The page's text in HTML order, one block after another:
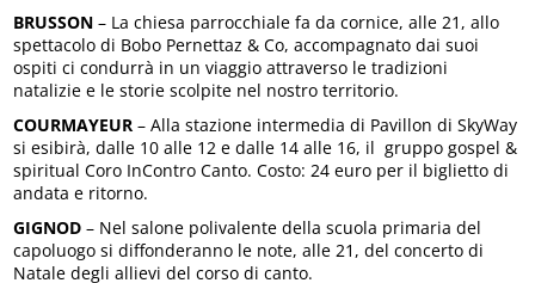
BRUSSON – La chiesa parrocchiale fa da cornice, alle 21, allo
spettacolo di Bobo Pernettaz & Co, accompagnato dai suoi
ospiti ci condurrà in un viaggio attraverso le tradizioni
natalizie e le storie scolpite nel nostro territorio.
COURMAYEUR – Alla stazione intermedia di Pavillon di SkyWay
si esibirà, dalle 10 alle 12 e dalle 14 alle 16, il gruppo gospel &
spiritual Coro InContro Canto. Costo: 24 euro per il biglietto di
andata e ritorno.
GIGNOD – Nel salone polivalente della scuola primaria del
capoluogo si diffonderanno le note, alle 21, del concerto di
Natale degli allievi del corso di canto.